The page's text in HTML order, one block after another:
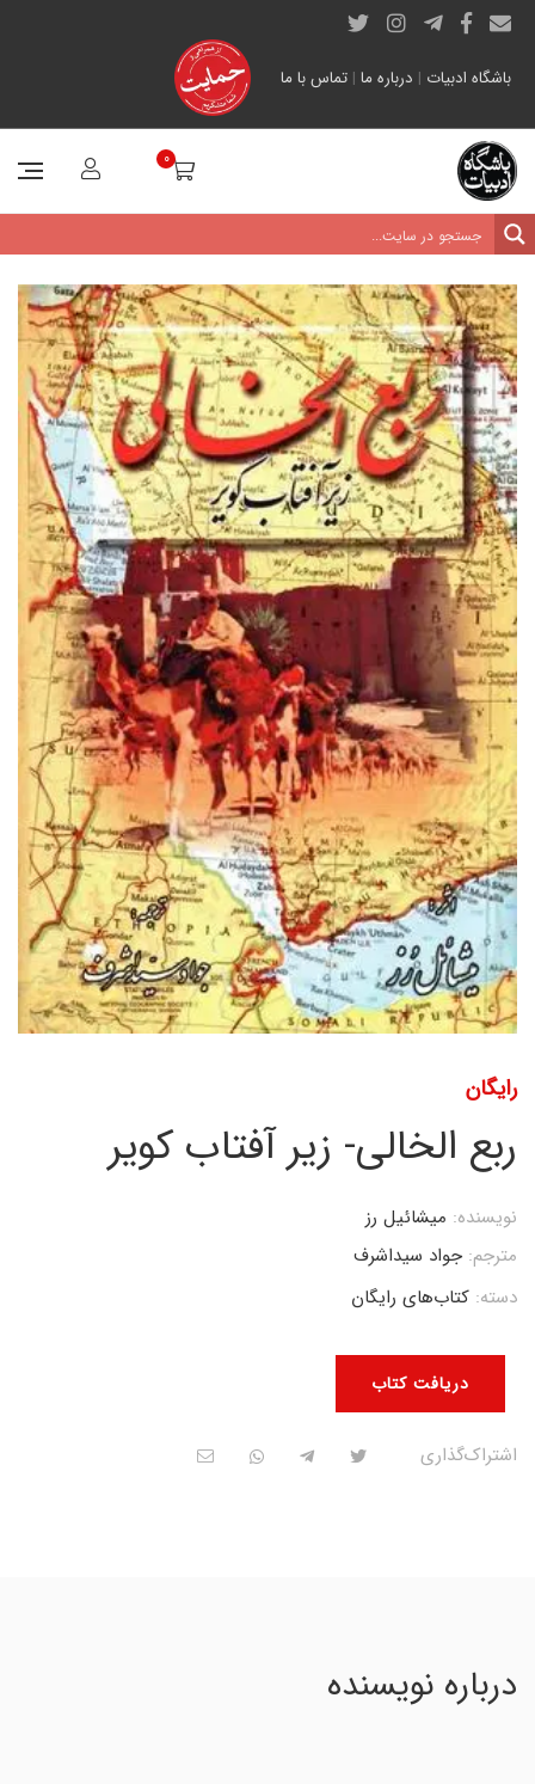
باشگاه ادبیات | درباره ما | تماس با ما
0
رایگان
ربع الخالی- زیر آفتاب کویر
دریافت کتاب
نویسنده: میشائیل رز
مترجم: جواد سیداشرف
دسته: کتاب‌های رایگان
اشتراک‌گذاری
درباره نویسنده